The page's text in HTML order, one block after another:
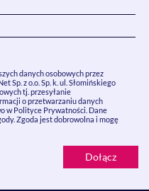
danych osobowych przez
Sp. z o.o. Sp. k. ul. Słomińskiego
tj. przesyłanie
o przetwarzaniu danych
w Polityce Prywatności. Dane
Zgoda jest dobrowolna i mogę